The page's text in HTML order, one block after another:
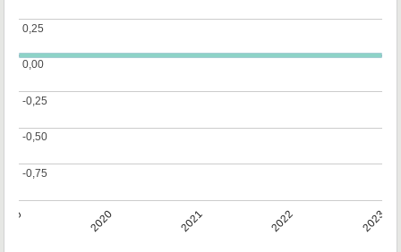
2020 2021 2022 2023
-0,75
-0,75
-0,50
-0,50
-0,25
-0,25
0,00
0,00
0,25
0,25